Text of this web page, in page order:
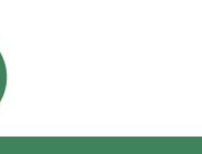
Leren Eten